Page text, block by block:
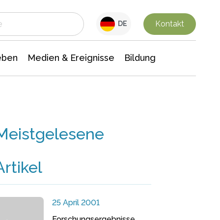
DE Kontakt
Medien & Ereignisse Bildung
25 April 2001